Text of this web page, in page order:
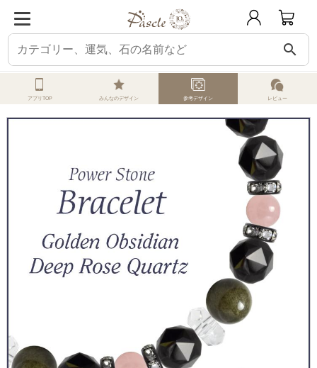
search
ホーム オーダーメイド 参考デザイン ゴールデンオブシディアン ゴー
アプリTOP みんなのデザイン 参考デザイン レビュー